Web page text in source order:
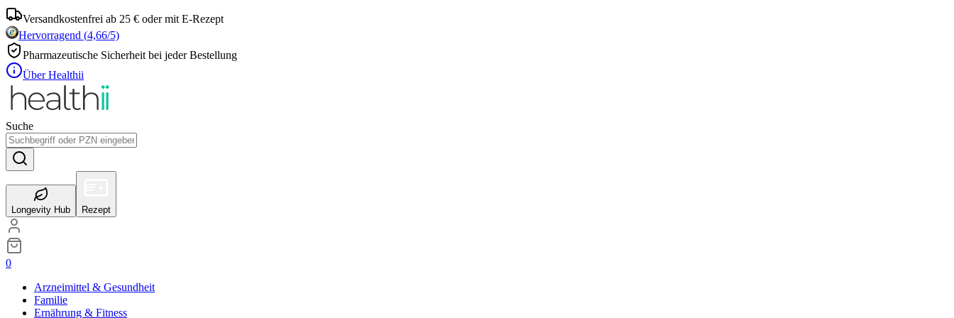
Versandkostenfrei ab 25 € oder mit E-Rezept
Hervorragend (4,66/5)
Pharmazeutische Sicherheit bei jeder Bestellung
Über Healthii
Suche
Longevity Hub Rezept
0
Arzneimittel & Gesundheit
Familie
Ernährung & Fitness